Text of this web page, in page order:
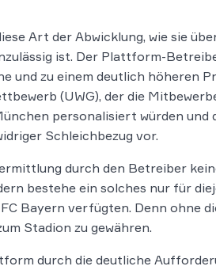
Art der Abwicklung, wie sie
ist. Der Plattform-
und zu einem deutlich höheren
(UWG), der die
personalisiert würden
Schleichbezug vor.
durch den Betreiber
bestehe ein solches nur für
Bayern verfügten. Denn ohne
Stadion zu gewähren.
durch die deutliche